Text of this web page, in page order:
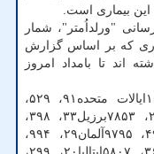
بیماری است.
"ورلداُمتر"، شمار
قربانیان این بیماری در ۱۰ کشوری که بر اساس گزارش
اند تا بامداد امروز
#نام کشورمجموع مبتلایانمجموع قربانیان۱ایالات متحده۹۱، ۵۲۹،
۸۶۲۱، ۰۴۹، ۶۸۳۲هند۴۳، ۸۰۰، ۲۵۱۵۲۵، ۷۸۵۳برزیل۳۳، ۳۹۸،
۰۴۰۶۷۵، ۹۲۹۴فرانسه۳۳، ۱۶۸، ۴۹۹۱۵۰، ۹۷۹۵آلمان۲۹، ۹۹۴،